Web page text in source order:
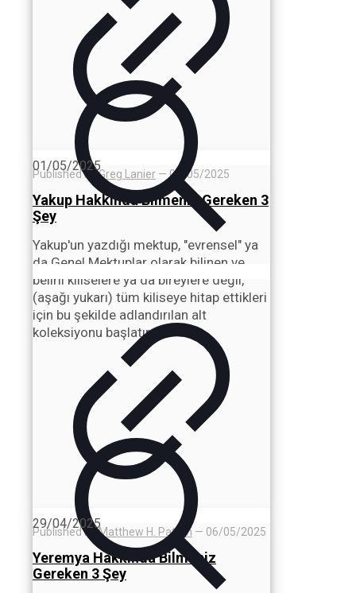
Published byGreg Lanier —08/05/2025
Yakup Hakkında Bilmeniz Gereken 3
Şey
Yakup'un yazdığı mektup, "evrensel" ya
da Genel Mektuplar olarak bilinen ve
belirli kiliselere ya da bireylere değil,
(aşağı yukarı) tüm kiliseye hitap ettikleri
için bu şekilde adlandırılan alt
koleksiyonu başlatır.
Published byMatthew H. Patton — 06/05/2025
Yeremya Hakkında Bilmeniz
Gereken 3 Şey
01/05/2025
29/04/2025